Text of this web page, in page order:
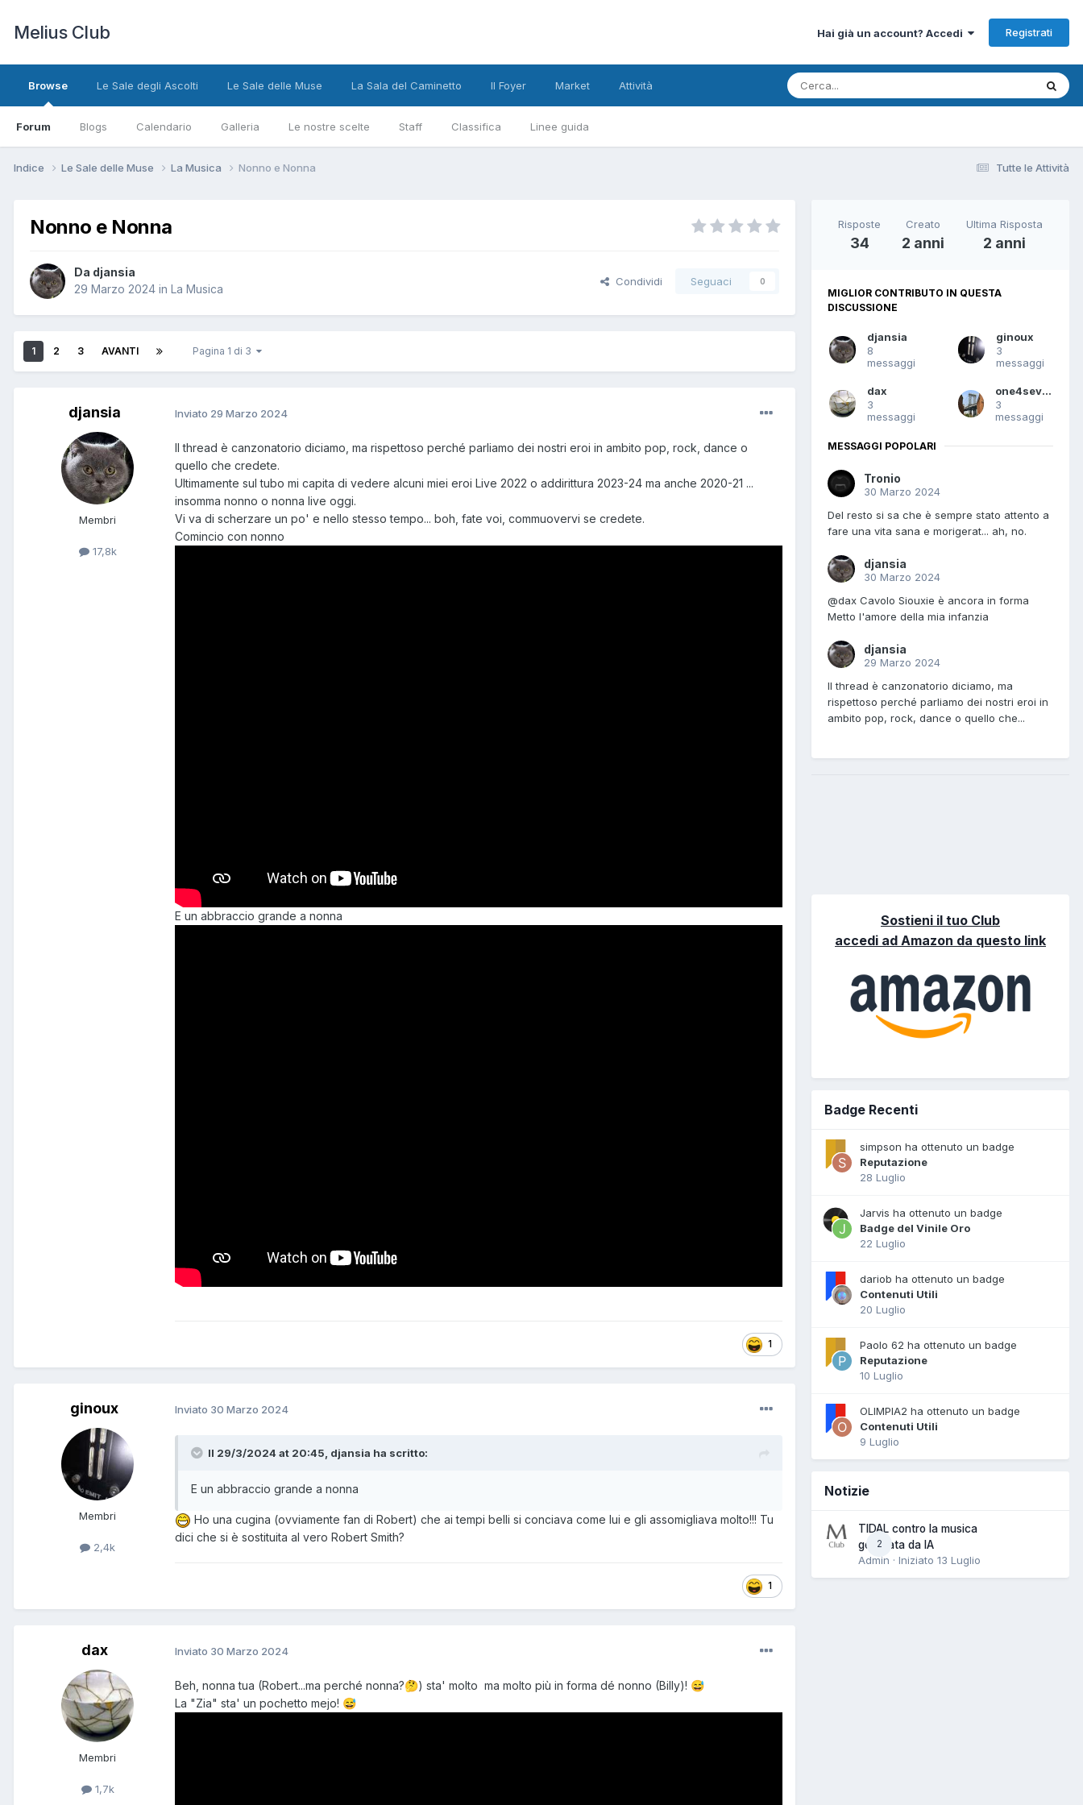
Melius Club Hai già un account? Accedi Registrati
Browse
Forum Blogs Calendario Galleria Le nostre scelte Staff Classifica Linee guida
Le Sale degli Ascolti Le Sale delle Muse La Sala del Caminetto Il Foyer Market Attività
Tutte le Attività
Indice Le Sale delle Muse La Musica Nonno e Nonna
Nonno e Nonna
Da djansia
29 Marzo 2024 in La Musica
Condividi Seguaci 0
1 2 3 AVANTI Pagina 1 di 3
djansia
Membri
17,8k
Inviato 29 Marzo 2024
Il thread è canzonatorio diciamo, ma rispettoso perché parliamo dei nostri eroi in ambito pop, rock, dance o
quello che credete.
Ultimamente sul tubo mi capita di vedere alcuni miei eroi Live 2022 o addirittura 2023-24 ma anche 2020-21 ...
insomma nonno o nonna live oggi.
Vi va di scherzare un po' e nello stesso tempo... boh, fate voi, commuovervi se credete.
Comincio con nonno
E un abbraccio grande a nonna
1
ginoux
Membri
2,4k
Inviato 30 Marzo 2024
Il 29/3/2024 at 20:45, djansia ha scritto:
E un abbraccio grande a nonna
Ho una cugina (ovviamente fan di Robert) che ai tempi belli si conciava come lui e gli assomigliava molto!!! Tu
dici che si è sostituita al vero Robert Smith?
1
dax
Membri
1,7k
Inviato 30 Marzo 2024
Beh, nonna tua (Robert...ma perché nonna?🤔) sta' molto ma molto più in forma dé nonno (Billy)! 😅
La "Zia" sta' un pochetto mejo! 😅
Risposte
34
Creato
2 anni
Ultima Risposta
2 anni
MIGLIOR CONTRIBUTO IN QUESTA
DISCUSSIONE
djansia
8
messaggi
ginoux
3
messaggi
dax
3
messaggi
one4seven
3
messaggi
MESSAGGI POPOLARI
Tronio
30 Marzo 2024
Del resto si sa che è sempre stato attento a
fare una vita sana e morigerat... ah, no.
djansia
30 Marzo 2024
@dax Cavolo Siouxie è ancora in forma
Metto l'amore della mia infanzia
djansia
29 Marzo 2024
Il thread è canzonatorio diciamo, ma
rispettoso perché parliamo dei nostri eroi in
ambito pop, rock, dance o quello che...
Sostieni il tuo Club
accedi ad Amazon da questo link
Badge Recenti
simpson ha ottenuto un badge
Reputazione
28 Luglio
Jarvis ha ottenuto un badge
Badge del Vinile Oro
22 Luglio
dariob ha ottenuto un badge
Contenuti Utili
20 Luglio
Paolo 62 ha ottenuto un badge
Reputazione
10 Luglio
OLIMPIA2 ha ottenuto un badge
Contenuti Utili
9 Luglio
Notizie
2
TIDAL contro la musica
generata da IA
Admin · Iniziato 13 Luglio